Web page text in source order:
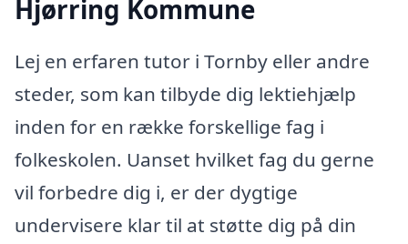
Hjørring Kommune
Lej en erfaren tutor i Tornby eller andre
steder, som kan tilbyde dig lektiehjælp
inden for en række forskellige fag i
folkeskolen. Uanset hvilket fag du gerne
vil forbedre dig i, er der dygtige
undervisere klar til at støtte dig på din